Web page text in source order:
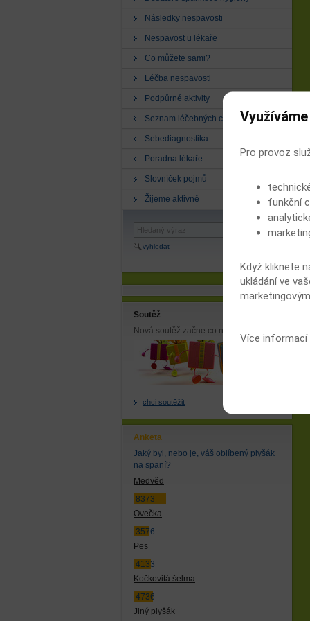
Následky nespavosti
Nespavost u lékaře
Co můžete sami?
Léčba nespavosti
Podpůrné aktivity
Seznam léčebných center
Sebediagnostika
Poradna lékaře
Slovníček pojmů
Žijeme aktivně
vyhledat
Soutěž
Nová soutěž začne co nejdříve.
chci soutěžit
Anketa
Jaký byl, nebo je, váš oblíbený plyšák
na spaní?
Medvěd
8373
Ovečka
3576
Pes
4133
Kočkovitá šelma
4736
Jiný plyšák
Pro provoz
funkční
Když kliknete
ukládání ve
Více informací